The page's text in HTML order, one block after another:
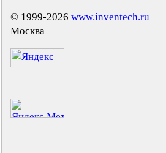
© 1999-2026 www.inventech.ru
Москва